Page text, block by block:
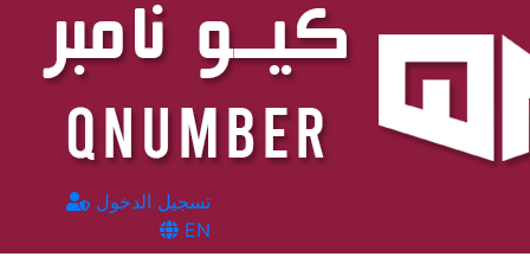
تسجيل الدخول
EN